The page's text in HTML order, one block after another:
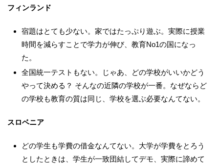
フィンランド
宿題はとても少ない。家ではたっぷり遊ぶ。実際に授業
時間を減らすことで学力が伸び、教育No1の国になっ
た。
全国統一テストもない。じゃあ、どの学校がいいかどう
やって決める？ そんなの近隣の学校が一番。なぜならど
の学校も教育の質は同じ、学校を選ぶ必要なんてない。
スロベニア
どの学生も学費の借金なんてない。大学が学費をとろう
としたときは、学生が一致団結してデモ、実際に諦めて